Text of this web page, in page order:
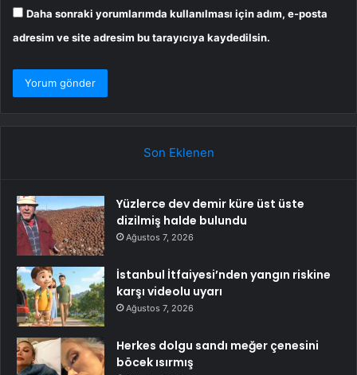
Daha sonraki yorumlarımda kullanılması için adım, e-posta
adresim ve site adresim bu tarayıcıya kaydedilsin.
Son Eklenen
Yüzlerce dev demir küre üst üste
dizilmiş halde bulundu
Ağustos 7, 2026
İstanbul İtfaiyesi’nden yangın riskine
karşı videolu uyarı
Ağustos 7, 2026
Herkes dolgu sandı meğer çenesini
böcek ısırmış